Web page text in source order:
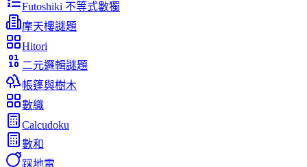
Futoshiki 不等式數獨
摩天樓謎題
Hitori
二元邏輯謎題
帳篷與樹木
數織
Calcudoku
數和
踩地雷